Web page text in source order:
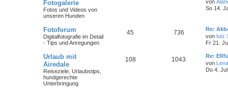
Fotogalerie
Fotos und Videos von
unseren Hunden
von
So 14.
Fotoforum
Digitalfotografie im Detail
- Tips und Anregungen
45 736
Re:
von lutz
Fr 21.
Urlaub mit
Airedale
Reiseziele, Urlaubstips,
hundgerechte
Unterbringung
108 1043
Re:
von Lena
Do 4.